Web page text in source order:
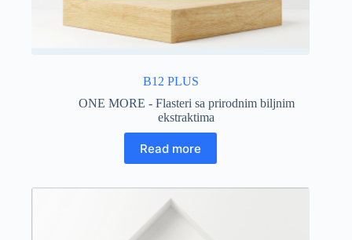
B12 PLUS
ONE MORE - Flasteri sa prirodnim biljnim
ekstraktima
Read more